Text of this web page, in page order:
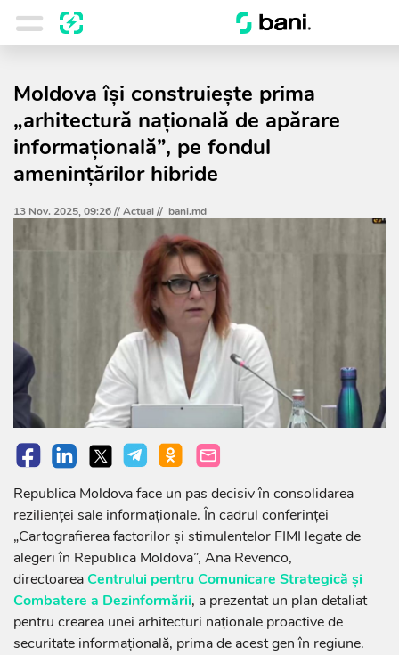
Moldova își construiește prima
„arhitectură națională de apărare
informațională”, pe fondul
amenințărilor hibride
13 Nov. 2025, 09:26 //Actual// bani.md
Republica Moldova face un pas decisiv în consolidarea
rezilienței sale informaționale. În cadrul conferinței
„Cartografierea factorilor și stimulentelor FIMI legate de
alegeri în Republica Moldova”, Ana Revenco,
directoareaCentrului pentru Comunicare Strategică și
Combatere a Dezinformării, a prezentat un plan detaliat
pentru crearea unei arhitecturi naționale proactive de
securitate informațională, prima de acest gen în regiune.